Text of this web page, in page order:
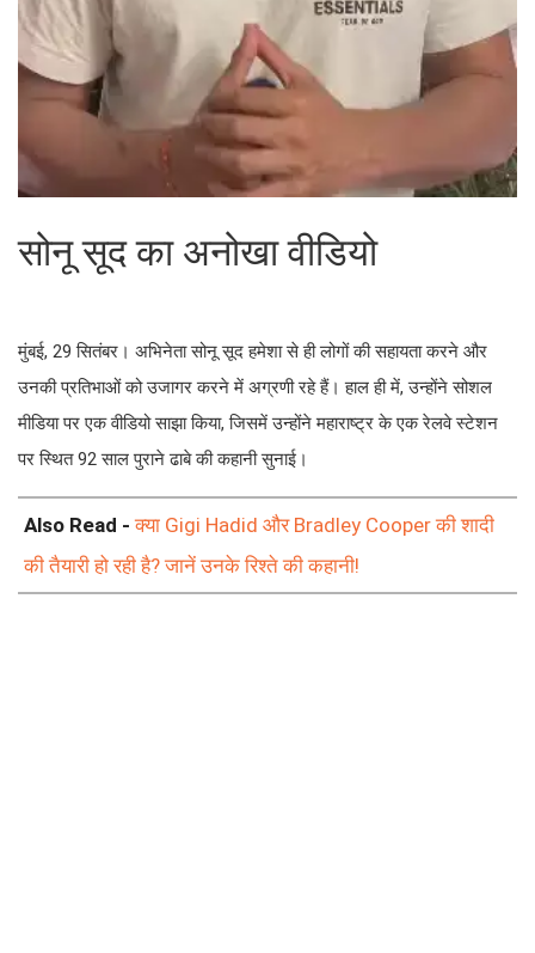
सोनू सूद का अनोखा वीडियो
मुंबई, 29 सितंबर। अभिनेता सोनू सूद हमेशा से ही लोगों की सहायता करने और
उनकी प्रतिभाओं को उजागर करने में अग्रणी रहे हैं। हाल ही में, उन्होंने सोशल
मीडिया पर एक वीडियो साझा किया, जिसमें उन्होंने महाराष्ट्र के एक रेलवे स्टेशन
पर स्थित 92 साल पुराने ढाबे की कहानी सुनाई।
Also Read -क्या Gigi Hadid और Bradley Cooper की शादी
की तैयारी हो रही है? जानें उनके रिश्ते की कहानी!